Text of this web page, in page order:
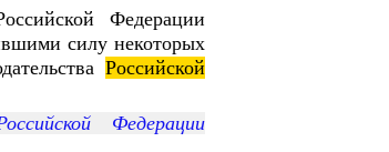
Федерации
силу некоторых
Российской
Федерации